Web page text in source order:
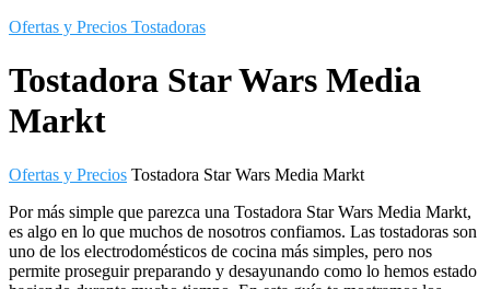
Ofertas y Precios Tostadoras
Tostadora Star Wars Media
Markt
Ofertas y Precios Tostadora Star Wars Media Markt
Por más simple que parezca una Tostadora Star Wars Media Markt,
es algo en lo que muchos de nosotros confiamos. Las tostadoras son
uno de los electrodomésticos de cocina más simples, pero nos
permite proseguir preparando y desayunando como lo hemos estado